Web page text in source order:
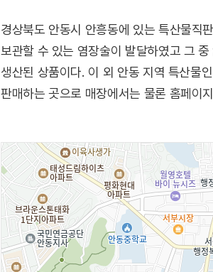
경상북도 안동시 안흥동에 있는 특산물직
보관할 수 있는 염장술이 발달하였고 그
생산된 상품이다. 이 외 안동 지역 특산물
판매하는 곳으로 매장에서는 물론 홈페이